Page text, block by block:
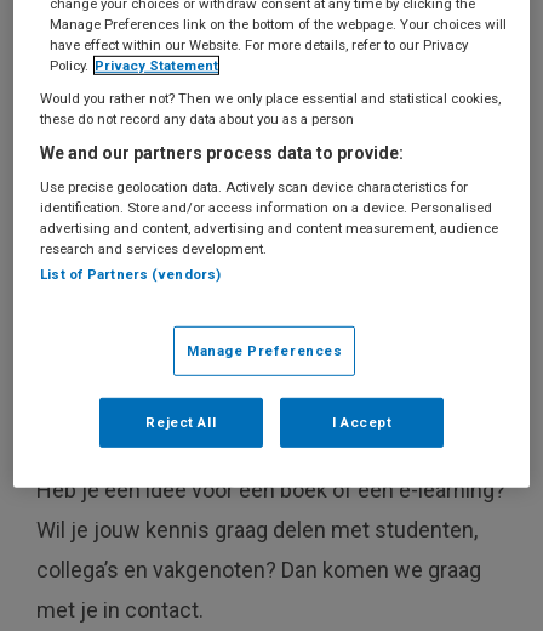
Yulma Perk- Uitgever
+31 6 27 852 966
yulma.perk@bsl.nl
Het is onze missie om via diverse media en
professionals in de gezondheidszorg, zo
hun vak worden.
Heb je een idee voor een boek of een e-learning?
Wil je jouw kennis graag delen met studenten,
collega’s en vakgenoten? Dan komen we graag
met je in contact.
Manage Preferences link on the bottom of the webpage. Your choices will
have effect within our Website. For more details, refer to our Privacy
Policy. Privacy Statement
Would you rather not? Then we only place essential and statistical cookies,
these do not record any data about you as a person
We and our partners process data to provide:
Use precise geolocation data. Actively scan device characteristics for
identification. Store and/or access information on a device. Personalised
advertising and content, advertising and content measurement, audience
research and services development.
List of Partners (vendors)
Manage Preferences
Reject All I Accept